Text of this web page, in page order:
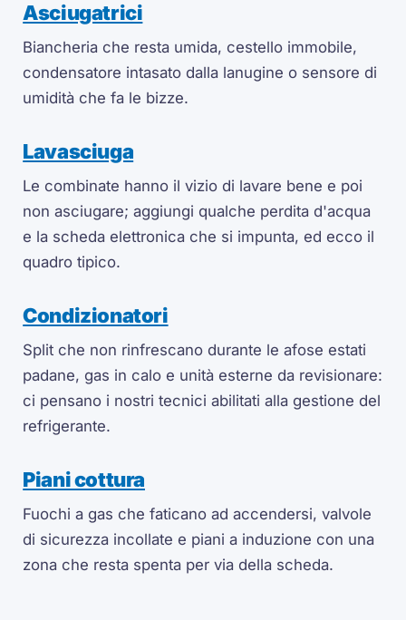
Asciugatrici
Biancheria che resta umida, cestello immobile,
condensatore intasato dalla lanugine o sensore di
umidità che fa le bizze.
Lavasciuga
Le combinate hanno il vizio di lavare bene e poi
non asciugare; aggiungi qualche perdita d'acqua
e la scheda elettronica che si impunta, ed ecco il
quadro tipico.
Condizionatori
Split che non rinfrescano durante le afose estati
padane, gas in calo e unità esterne da revisionare:
ci pensano i nostri tecnici abilitati alla gestione del
refrigerante.
Piani cottura
Fuochi a gas che faticano ad accendersi, valvole
di sicurezza incollate e piani a induzione con una
zona che resta spenta per via della scheda.